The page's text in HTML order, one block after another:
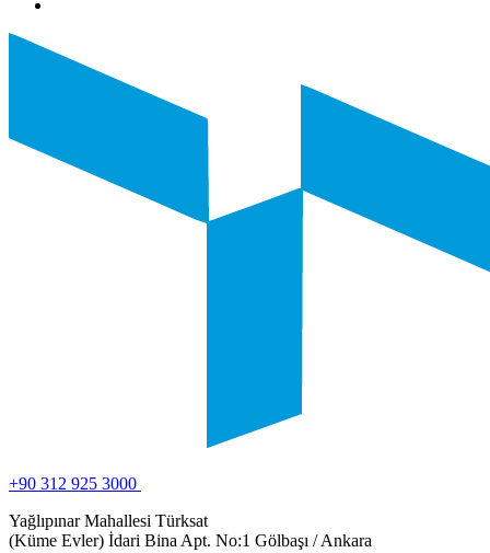
+90 312 925 3000
Yağlıpınar Mahallesi Türksat
(Küme Evler) İdari Bina Apt. No:1 Gölbaşı / Ankara